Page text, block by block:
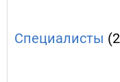
Специалисты